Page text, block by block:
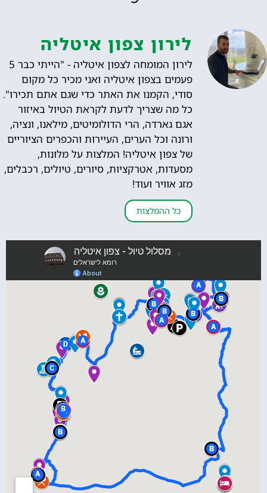
לירון צפון איטליה
לירון המומחה לצפון איטליה - "הייתי כבר 5
פעמים בצפון איטליה ואני מכיר כל מקום
סודי, הקמנו את האתר כדי שגם אתם תכירו".
כל מה שצריך לדעת לקראת הטיול באיזור
אגם גארדה, הרי הדולומיטים, מילאנו, ונציה,
ורונה וכל הערים, העיירות והכפרים הציוריים
של צפון איטליה! המלצות על מלונות,
מסעדות, אטרקציות, סיורים, טיולים, רכבלים,
מזג אוויר ועוד!
כל ההמלצות